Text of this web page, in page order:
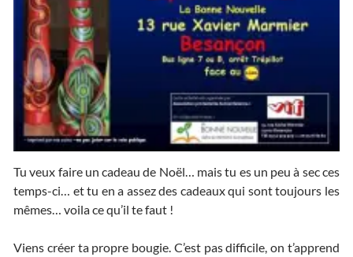
Tu veux faire un cadeau de Noël… mais tu es un peu à sec ces
temps-ci… et tu en a assez des cadeaux qui sont toujours les
mêmes… voila ce qu’il te faut !
Viens créer ta propre bougie. C’est pas difficile, on t’apprend